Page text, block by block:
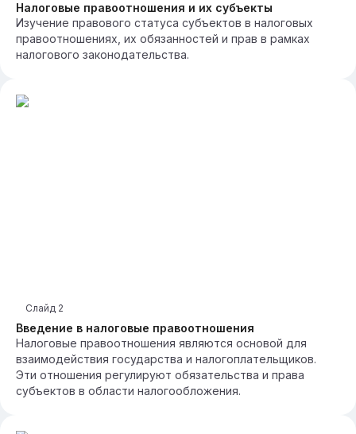
Налоговые правоотношения и их субъекты
Изучение правового статуса субъектов в налоговых
правоотношениях, их обязанностей и прав в рамках
налогового законодательства.
Введение в налоговые правоотношения
Слайд 2
Налоговые правоотношения являются основой для
взаимодействия государства и налогоплательщиков.
Эти отношения регулируют обязательства и права
субъектов в области налогообложения.